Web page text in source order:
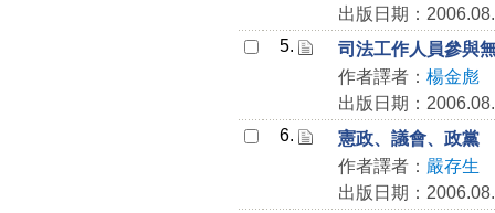
出版日期：
5.
司法工作人員參與
作者譯者： 楊金彪
出版日期：
6.
憲政、議會、政黨
作者譯者： 嚴存生
出版日期：